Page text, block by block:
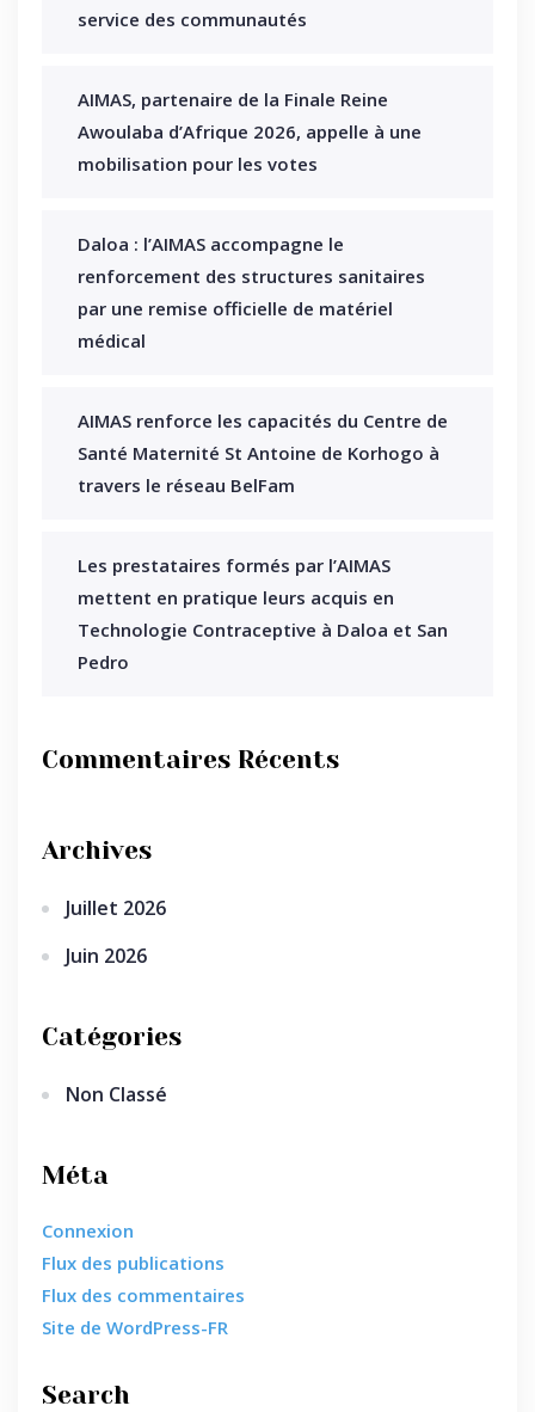
service des communautés
AIMAS, partenaire de la Finale Reine
Awoulaba d’Afrique 2026, appelle à une
mobilisation pour les votes
Daloa : l’AIMAS accompagne le
renforcement des structures sanitaires
par une remise officielle de matériel
médical
AIMAS renforce les capacités du Centre de
Santé Maternité St Antoine de Korhogo à
travers le réseau BelFam
Les prestataires formés par l’AIMAS
mettent en pratique leurs acquis en
Technologie Contraceptive à Daloa et San
Pedro
Commentaires Récents
Archives
Juillet 2026
Juin 2026
Catégories
Non Classé
Méta
Connexion
Flux des publications
Flux des commentaires
Site de WordPress-FR
Search